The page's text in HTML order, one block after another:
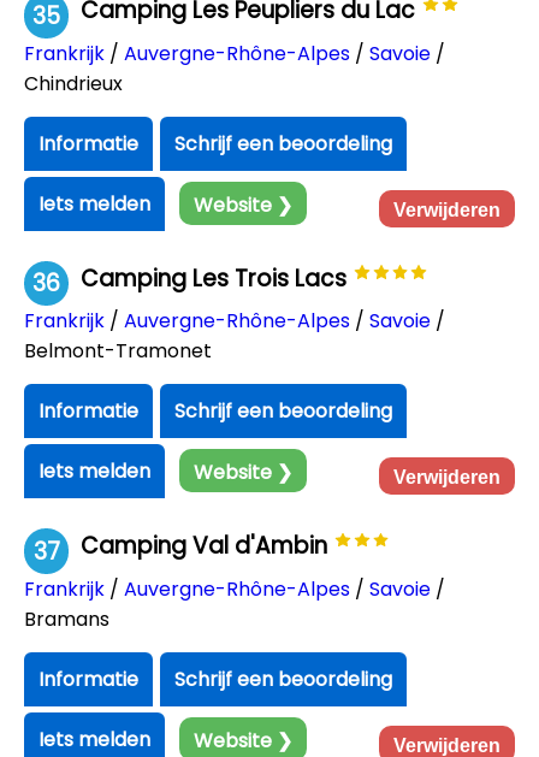
35 Camping Les Peupliers du Lac
Frankrijk / Auvergne-Rhône-Alpes / Savoie /
Chindrieux
Informatie Schrijf een beoordeling
Iets melden Website ❯ Verwijderen
36 Camping Les Trois Lacs
Frankrijk / Auvergne-Rhône-Alpes / Savoie /
Belmont-Tramonet
Informatie Schrijf een beoordeling
Iets melden Website ❯ Verwijderen
37 Camping Val d'Ambin
Frankrijk / Auvergne-Rhône-Alpes / Savoie /
Bramans
Informatie Schrijf een beoordeling
Iets melden Website ❯ Verwijderen